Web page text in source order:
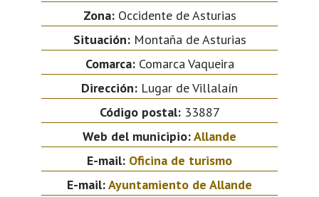
Zona:Occidente de Asturias
Situación:Montaña de Asturias
Comarca:Comarca Vaqueira
Dirección: Lugar de Villalaín
Código postal:33887
Web del municipio:Allande
E-mail: Oficina de turismo
E-mail:Ayuntamiento de Allande